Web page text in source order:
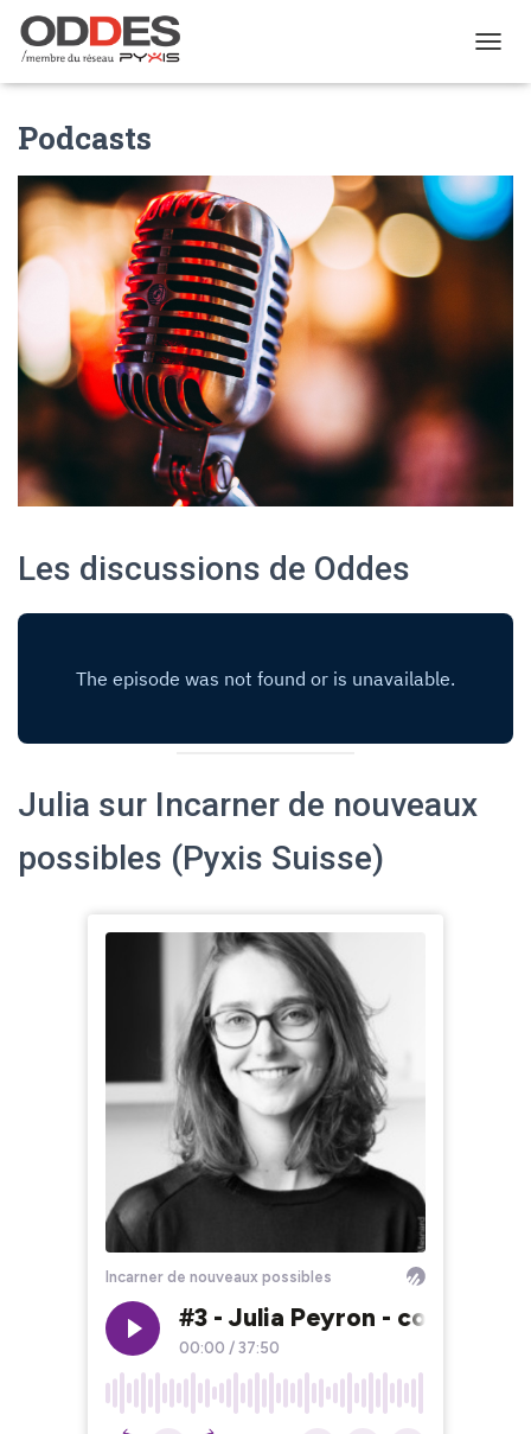
Podcasts
Les discussions de Oddes
Julia sur Incarner de nouveaux
possibles (Pyxis Suisse)